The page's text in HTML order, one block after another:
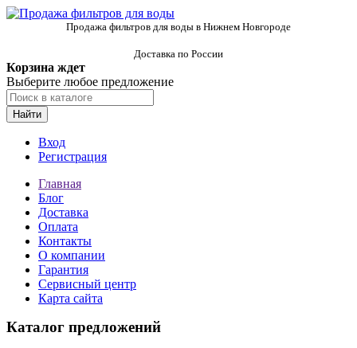
Продажа фильтров для воды в Нижнем Новгороде
Доставка по России
Корзина ждет
Выберите любое предложение
Найти
Вход
Регистрация
Главная
Блог
Доставка
Оплата
Контакты
О компании
Гарантия
Сервисный центр
Карта сайта
Каталог предложений